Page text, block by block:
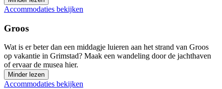
Accommodaties bekijken
Groos
Wat is er beter dan een middagje luieren aan het strand van Groos
op vakantie in Grimstad? Maak een wandeling door de jachthaven
of ervaar de musea hier.
Minder lezen
Accommodaties bekijken